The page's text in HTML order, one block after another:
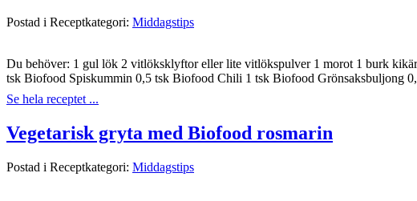
Postad i Receptkategori: Middagstips
Du behöver: 1 gul lök 2 vitlöksklyftor eller lite vitlökspulver 1 morot 1 burk
tsk Biofood Spiskummin 0,5 tsk Biofood Chili 1 tsk Biofood Grönsaksbuljong
Se hela receptet ...
Vegetarisk gryta med Biofood rosmarin
Postad i Receptkategori: Middagstips